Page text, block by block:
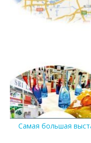
Самая большая